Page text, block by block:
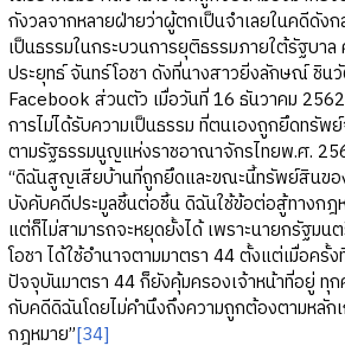
กังวลจากหลายฝ่ายว่าผู้ตกเป็นจำเลยในคดีดังก
เป็นธรรมในกระบวนการยุติธรรมภายใต้รัฐบา
ประยุทธ์ จันทร์โอชา ดังที่นางสาวยิ่งลักษณ์ ชิน
Facebook ส่วนตัว เมื่อวันที่ 16 ธันวาคม
การไม่ได้รับความเป็นธรรม ที่ตนเองถูกยึดทรัพ
ตามรัฐธรรมนูญแห่งราชอาณาจักรไทยพ.ศ.
“ดิฉันสูญเสียบ้านที่ถูกยึดและขณะนี้ทรัพย์สินข
บังคับคดีประมูลชิ้นต่อชิ้น ดิฉันใช้ข้อต่อสู้ทางกฎ
แต่ก็ไม่สามารถจะหยุดยั้งได้ เพราะนายกรัฐมน
โอชา ได้ใช้อำนาจตามมาตรา 44 ตั้งแต่เมื่อครั้
ปัจจุบันมาตรา 44 ก็ยังคุ้มครองเจ้าหน้าที่อยู่ ทุก
กับคดีดิฉันโดยไม่คำนึงถึงความถูกต้องตามหลั
กฎหมาย”[34]